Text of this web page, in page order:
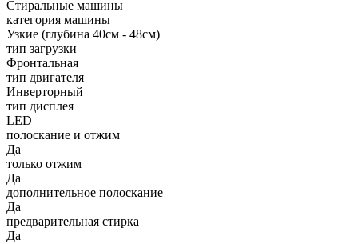
Стиральные машины
категория машины
Узкие (глубина 40см - 48см)
тип загрузки
Фронтальная
тип двигателя
Инверторный
тип дисплея
LED
полоскание и отжим
Да
только отжим
Да
дополнительное полоскание
Да
предварительная стирка
Да